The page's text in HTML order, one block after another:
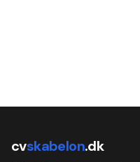
cvskabelon.dk